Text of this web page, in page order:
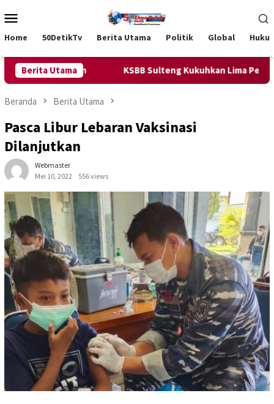
ke
Mobile
Home 50DetikTv Berita Utama Politik Global
Berita Utama
Kehidupan KSBB Sulteng Kukuhkan Lima Pengurus
Beranda Berita Utama
Pasca Libur Lebaran Vaksinasi
Dilanjutkan
Webmaster
Mei 10, 2022
556 views